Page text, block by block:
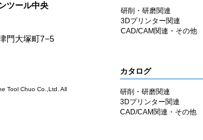
ツール中央
門大塚町7−5
Tool Chuo Co.,Ltd. All
研削・研磨関連
3Dプリンター関連
CAD/CAM関連・その他
カタログ
研削・研磨関連
3Dプリンター関連
CAD/CAM関連・その他